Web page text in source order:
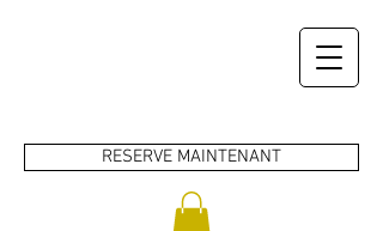
RESERVE MAINTENANT